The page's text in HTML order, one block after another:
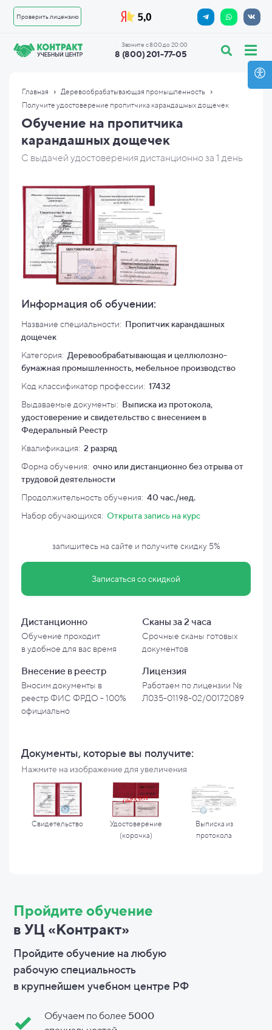
Проверить лицензию
8 (800) 201-77-05
Звоните с 8:00 до 20:00
Главная › Деревообрабатывающая промышленность ›
Получите удостоверение пропитчика карандашных дощечек
Обучение на пропитчика
карандашных дощечек
С выдачей удостоверения дистанционно за 1 день
Информация об обучении:
Название специальности: Пропитчик карандашных
дощечек
Категория: Деревообрабатывающая и целлюлозно-
бумажная промышленность, мебельное производство
Код классификатор профессии: 17432
Выдаваемые документы: Выписка из протокола,
удостоверение и свидетельство с внесением в
Федеральный Реестр
Квалификация: 2 разряд
Форма обучения: очно или дистанционно без отрыва от
трудовой деятельности
Продолжительность обучения: 40 час./нед.
Набор обучающихся: Открыта запись на курс
запишитесь на сайте и получите скидку 5%
Записаться со скидкой
Дистанционно
Обучение проходит
вудобное для вас время
Сканы за 2 часа
Срочные сканы готовых
документов
Внесение в реестр
Вносим документы в
реестр ФИС ФРДО - 100%
официально
Лицензия
Работаем по лицензии №
Л035-01198-02/00172089
Документы, которые вы получите:
Нажмите на изображение для увеличения
Свидетельство
Удостоверение
(корочка)
Выписка из
протокола
Пройдите обучение
в УЦ «Контракт»
Пройдите обучение на любую
рабочую специальность
в крупнейшем учебном центре РФ
Обучаем по более 5000